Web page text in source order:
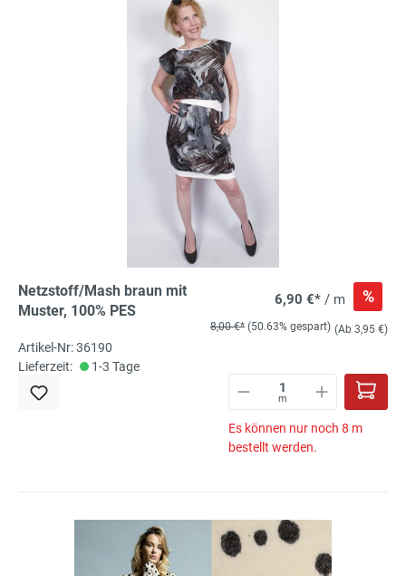
Netzstoff/Mash braun mit
Muster, 100% PES
6,90 €* / m %
8,00 €* (50.63% gespart) (Ab 3,95 €)
Artikel-Nr: 36190
Lieferzeit:
1-3 Tage
m
Es können nur noch 8 m
bestellt werden.